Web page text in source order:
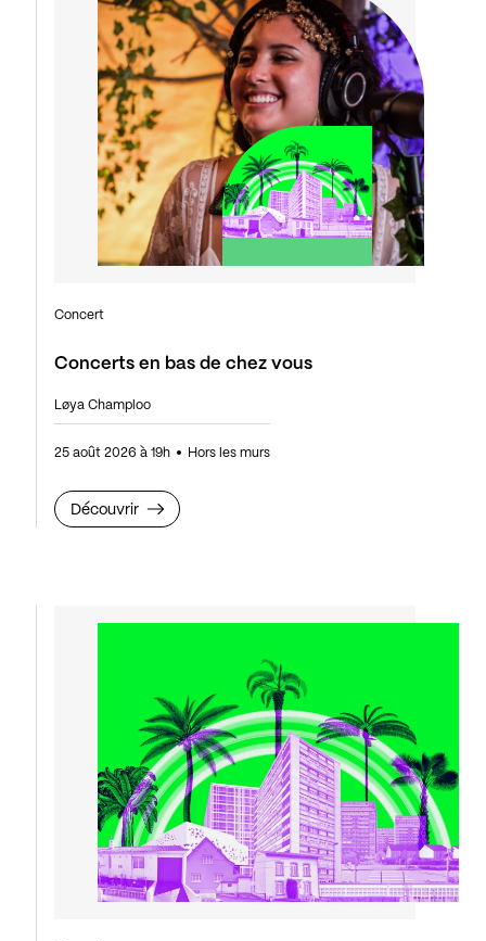
Concerts en bas de chez vous
Concert
Løya Champloo
25 août 2026 à 19h Hors les murs
Découvrir